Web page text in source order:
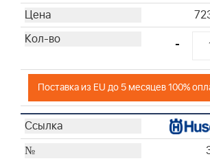
-
Поставка из EU до 5 месяцев 100%